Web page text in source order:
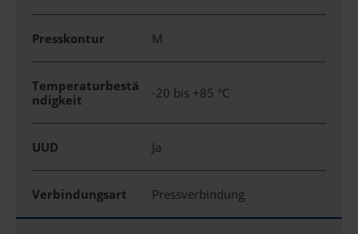
Presskontur M
Temperaturbestä
ndigkeit
-20 bis +85 °C
UUD Ja
Verbindungsart Pressverbindung